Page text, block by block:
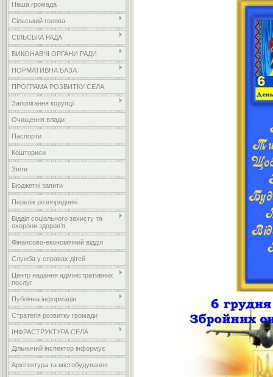
Наша громада
Сільський голова
СІЛЬСЬКА РАДА
ВИКОНАВЧІ ОРГАНИ РАДИ
НОРМАТИВНА БАЗА
ПРОГРАМА РОЗВИТКУ СЕЛА
Запопігання корупції
Очищення влади
Паспорти
Кошториси
Звіти
Бюджетні запити
Перелік розпорядникі...
Відділ соціального захисту та
охорони здоров’я
Фінансово-економічний відділ
Служба у справах дітей
Центр надання адміністративних
послуг
Публічна інформація
Стратегія розвитку громади
ІНФРАСТРУКТУРА СЕЛА
Дільничий інспектор інформує
Архітектура та містобудування